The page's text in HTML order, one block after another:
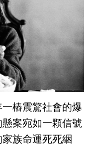
樁震驚社會的爆
案宛如一顆信號
族命運死死綑